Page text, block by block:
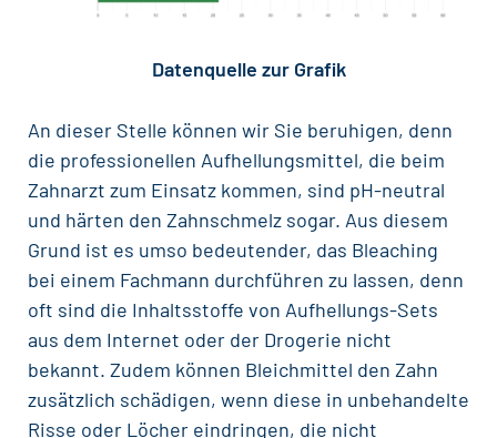
Datenquelle zur Grafik
An dieser Stelle können wir Sie beruhigen, denn
die professionellen Aufhellungsmittel, die beim
Zahnarzt zum Einsatz kommen, sind pH-neutral
und härten den Zahnschmelz sogar. Aus diesem
Grund ist es umso bedeutender, das Bleaching
bei einem Fachmann durchführen zu lassen, denn
oft sind die Inhaltsstoffe von Aufhellungs-Sets
aus dem Internet oder der Drogerie nicht
bekannt. Zudem können Bleichmittel den Zahn
zusätzlich schädigen, wenn diese in unbehandelte
Risse oder Löcher eindringen, die nicht